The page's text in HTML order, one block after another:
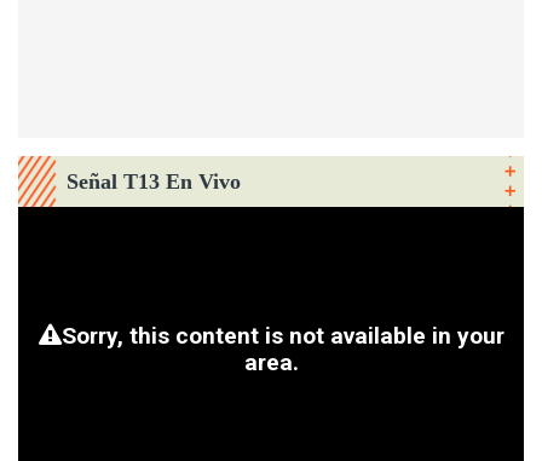
Señal T13 En Vivo